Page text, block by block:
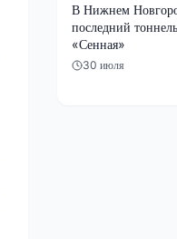
В Нижнем
последний
«Сенная»
30 июля